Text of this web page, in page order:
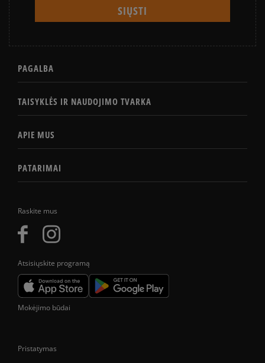
Raskite mus
Atsisiųskite programą
PAGALBA
TAISYKLĖS IR NAUDOJIMO TVARKA
APIE MUS
PATARIMAI
Mokėjimo būdai
Pristatymas